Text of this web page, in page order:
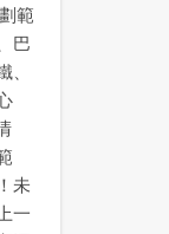
範
巴
未
一